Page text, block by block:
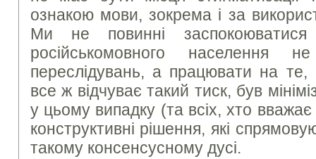
ознакою мови, зокрема і за
Ми не повинні
російськомовного населення
переслідувань, а працювати на те,
все ж відчуває такий тиск, був
у цьому випадку (та всіх, хто
конструктивні рішення, які
такому консенсусному дусі.